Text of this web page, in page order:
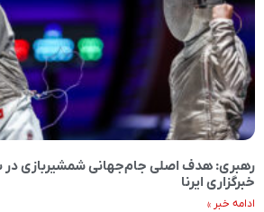
رهبری: هدف اصلی جام‌جهانی شمشیربازی در
خبرگزاری ایرنا
ادامه خبر »